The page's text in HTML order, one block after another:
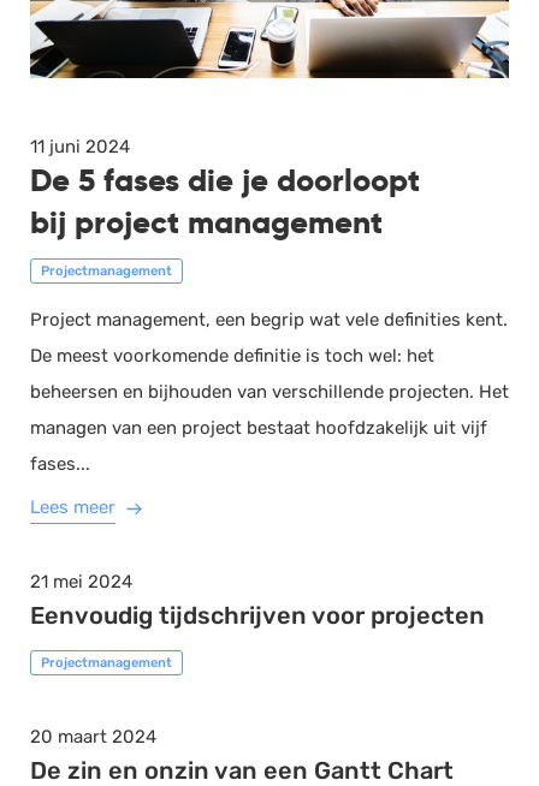
11 juni 2024
De 5 fases die je doorloopt
bij project management
Projectmanagement
Project management, een begrip wat vele definities kent.
De meest voorkomende definitie is toch wel: het
beheersen en bijhouden van verschillende projecten. Het
managen van een project bestaat hoofdzakelijk uit vijf
fases...
Lees meer
21 mei 2024
Eenvoudig tijdschrijven voor projecten
Projectmanagement
20 maart 2024
De zin en onzin van een Gantt Chart